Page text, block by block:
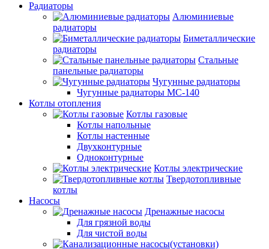
Радиаторы
Алюминиевые
радиаторы
Биметаллические
радиаторы
Стальные
панельные радиаторы
Чугунные радиаторы
Чугунные радиаторы МС-140
Котлы отопления
Котлы газовые
Котлы напольные
Котлы настенные
Двухконтурные
Одноконтурные
Котлы электрические
Твердотопливные
котлы
Насосы
Дренажные насосы
Для грязной воды
Для чистой воды